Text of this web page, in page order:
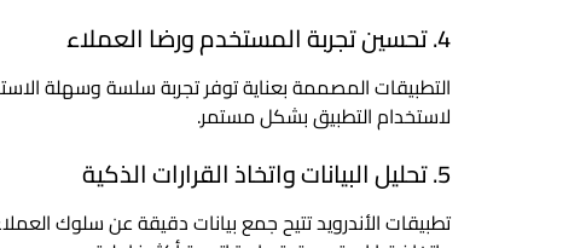
4. تحسين تجربة المستخدم ورضا العملاء
التطبيقات المصممة بعناية توفر تجربة سلسة وسهلة
لاستخدام التطبيق بشكل مستمر.
5. تحليل البيانات واتخاذ القرارات الذكية
تطبيقات الأندرويد تتيح جمع بيانات دقيقة عن سلوك